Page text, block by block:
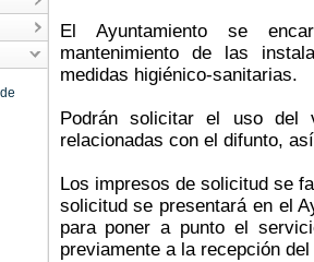
El Ayuntamiento se
mantenimiento de las
medidas higiénico-sanitarias.
Podrán solicitar el uso del
relacionadas con el difunto,
Los impresos de solicitud se
solicitud se presentará en el
para poner a punto el
previamente a la recepción